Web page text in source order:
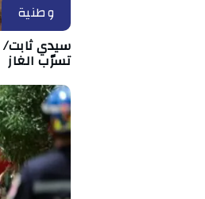
وطنية
سيدي ثابت/
تسرّب الغاز